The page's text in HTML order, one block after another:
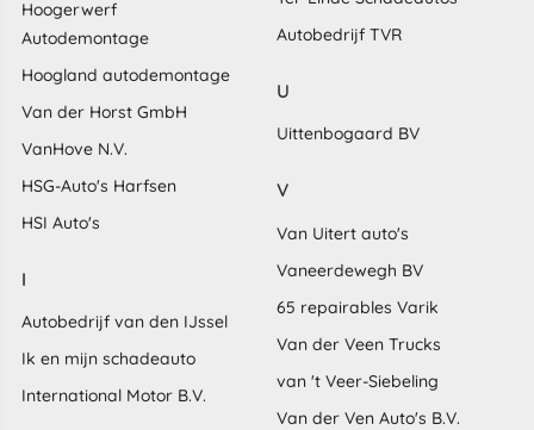
Hoogerwerf
Autodemontage
Hoogland autodemontage
Van der Horst GmbH
VanHove N.V.
HSG-Auto's Harfsen
HSI Auto's
I
Autobedrijf van den IJssel
Ik en mijn schadeauto
International Motor B.V.
Autobedrijf TVR
U
Uittenbogaard BV
V
Van Uitert auto's
Vaneerdewegh BV
65 repairables Varik
Van der Veen Trucks
van 't Veer-Siebeling
Van der Ven Auto's B.V.